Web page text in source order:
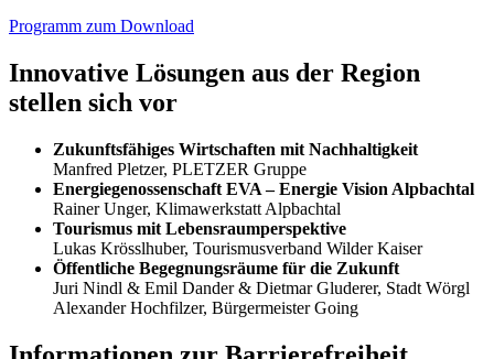
Programm zum Download
Innovative Lösungen aus der Region
stellen sich vor
Zukunftsfähiges Wirtschaften mit Nachhaltigkeit
Manfred Pletzer, PLETZER Gruppe
Energiegenossenschaft EVA – Energie Vision Alpbachtal
Rainer Unger, Klimawerkstatt Alpbachtal
Tourismus mit Lebensraumperspektive
Lukas Krösslhuber, Tourismusverband Wilder Kaiser
Öffentliche Begegnungsräume für die Zukunft
Juri Nindl & Emil Dander & Dietmar Gluderer, Stadt Wörgl
Alexander Hochfilzer, Bürgermeister Going